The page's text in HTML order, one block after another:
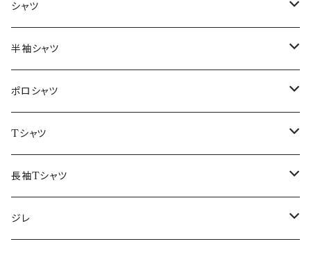
～44/S
46/M
48/L
50/XL～
シャツ
～44/S
46/M
48/L
50/XL～
半袖シャツ
～44/S
46/M
48/L
50/XL～
ポロシャツ
～44/S
46/M
48/L
Tシャツ
～44/S
46/M
長袖Tシャツ
～44/S
ジレ